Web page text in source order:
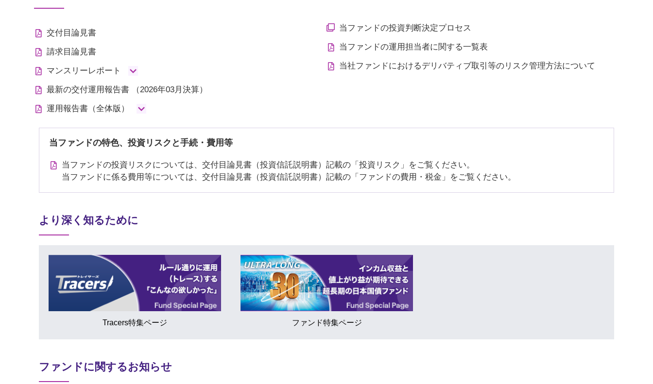
交付目論見書
請求目論見書
マンスリーレポート
最新の交付運用報告書 （2026年03月決算）
運用報告書（全体版）
当ファンドの投資判断決定プロセス
当ファンドの運用担当者に関する一覧表
当社ファンドにおけるデリバティブ取引等のリスク管理方法について
当ファンドの特色、投資リスクと手続・費用等
当ファンドの投資リスクについては、交付目論見書（投資信託説明書）記載の「投資リスク」をご覧ください。
当ファンドに係る費用等については、交付目論見書（投資信託説明書）記載の「ファンドの費用・税金」をご覧ください。
より深く知るために
Tracers特集ページ ファンド特集ページ
ファンドに関するお知らせ